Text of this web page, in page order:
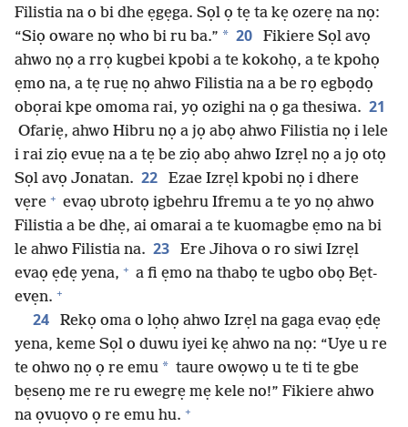
Filistia na o bi dhe ẹgẹga. Sọl ọ tẹ ta kẹ ozerẹ na nọ:
“Siọ oware nọ who bi ru ba.” * 20
Fikiere Sọl avọ
ahwo nọ a rrọ kugbei kpobi a te kokohọ, a te kpohọ
ẹmo na, a tẹ ruẹ nọ ahwo Filistia na a be rọ egbọdọ
obọrai kpe omoma rai, yọ ozighi na ọ ga thesiwa. 21
Ofariẹ, ahwo Hibru nọ a jọ abọ ahwo Filistia nọ i lele
i rai ziọ evuẹ na a tẹ be ziọ abọ ahwo Izrẹl nọ a jọ otọ
Sọl avọ Jonatan. 22
Ezae Izrẹl kpobi nọ i dhere
vẹre + evaọ ubrotọ igbehru Ifremu a te yo nọ ahwo
Filistia a be dhẹ, ai omarai a te kuomagbe ẹmo na bi
le ahwo Filistia na. 23
Ere Jihova o ro siwi Izrẹl
evaọ ẹdẹ yena, + a fi ẹmo na thabọ te ugbo obọ Bẹt-
evẹn. +
24
Rekọ oma o lọhọ ahwo Izrẹl na gaga evaọ ẹdẹ
yena, keme Sọl o duwu iyei kẹ ahwo na nọ: “Uye u re
te ohwo nọ ọ re emu * taure owọwọ u te ti te gbe
bẹsenọ me re ru ewegrẹ mẹ kele no!” Fikiere ahwo
na ọvuọvo ọ re emu hu. +